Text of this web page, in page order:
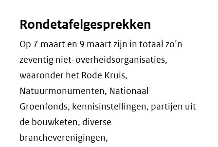
Rondetafelgesprekken
Op 7 maart en 9 maart zijn in totaal zo’n
zeventig niet-overheidsorganisaties,
waaronder het Rode Kruis,
Natuurmonumenten, Nationaal
Groenfonds, kennisinstellingen, partijen uit
de bouwketen, diverse
brancheverenigingen,